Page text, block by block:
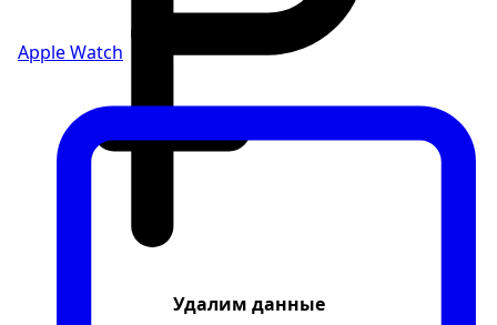
Apple Watch
Удалим данные